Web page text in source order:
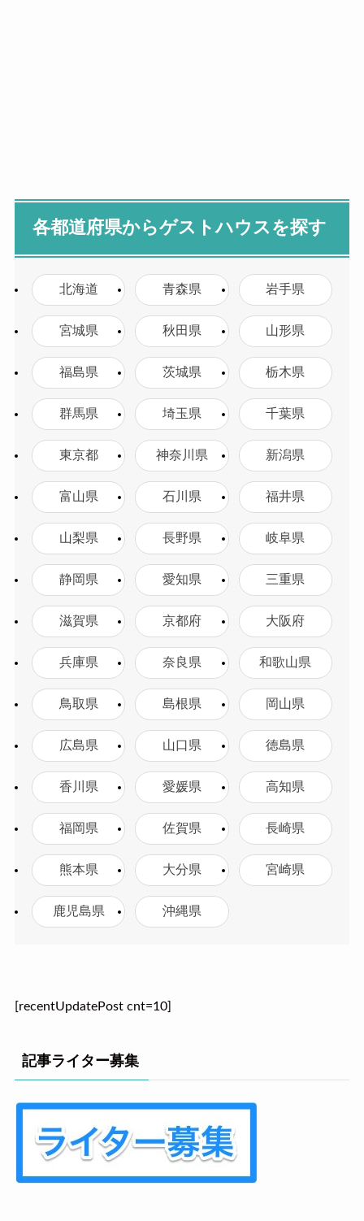
各都道府県からゲストハウスを探す
北海道 青森県 岩手県
宮城県 秋田県 山形県
福島県 茨城県 栃木県
群馬県 埼玉県 千葉県
東京都 神奈川県 新潟県
富山県 石川県 福井県
山梨県 長野県 岐阜県
静岡県 愛知県 三重県
滋賀県 京都府 大阪府
兵庫県 奈良県 和歌山県
鳥取県 島根県 岡山県
広島県 山口県 徳島県
香川県 愛媛県 高知県
福岡県 佐賀県 長崎県
熊本県 大分県 宮崎県
鹿児島県 沖縄県
[recentUpdatePost cnt=10]
記事ライター募集